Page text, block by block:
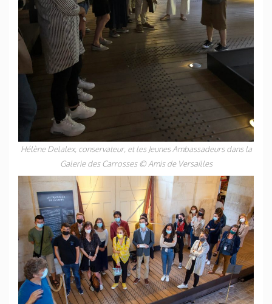
Hélène Delalex, conservateur, et les Jeunes Ambassadeurs dans la
Galerie des Carrosses ©Amis de Versailles